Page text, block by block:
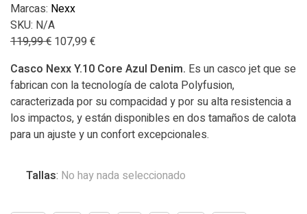
Marcas: Nexx
SKU: N/A
119,99€ 107,99 €
Casco Nexx Y.10 Core Azul Denim. Es un casco jet que se
fabrican con la tecnología de calota Polyfusion,
caracterizada por su compacidad y por su alta resistencia a
los impactos, y están disponibles en dos tamaños de calota
para un ajuste y un confort excepcionales.
Tallas: No hay nada seleccionado